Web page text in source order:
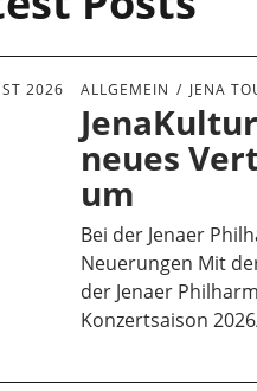
2026
ALLGEMEIN JENA
neues
um
Bei der Jenaer
Neuerungen Mit
der Jenaer
Konzertsaison